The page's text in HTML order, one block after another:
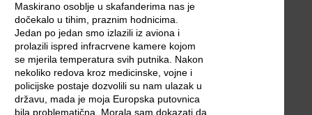
Maskirano osoblje u skafanderima nas je
dočekalo u tihim, praznim hodnicima.
Jedan po jedan smo izlazili iz aviona i
prolazili ispred infracrvene kamere kojom
se mjerila temperatura svih putnika. Nakon
nekoliko redova kroz medicinske, vojne i
policijske postaje dozvolili su nam ulazak u
državu, mada je moja Europska putovnica
bila problematična. Morala sam dokazati da